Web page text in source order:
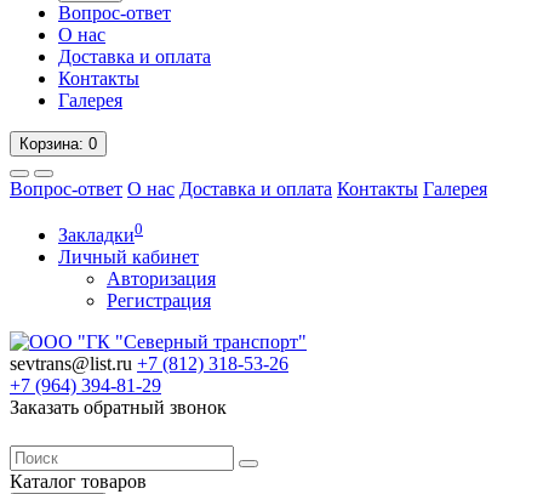
Вопрос-ответ
О нас
Доставка и оплата
Контакты
Галерея
Корзина: 0
Вопрос-ответ О нас Доставка и оплата Контакты Галерея
Закладки0
Личный кабинет
Авторизация
Регистрация
sevtrans@list.ru +7 (812) 318-53-26
+7 (964) 394-81-29
Заказать обратный звонок
Каталог товаров